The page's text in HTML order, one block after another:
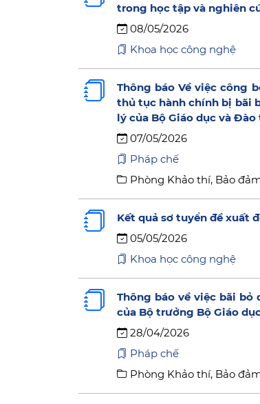
trong học tập và nghiên
08/05/2026
Khoa học công nghệ
Thông báo Về việc công
thủ tục hành chính bị bãi
lý của Bộ Giáo dục và Đào
07/05/2026
Pháp chế
Phòng Khảo thí, Bảo
Kết quả sơ tuyển đề xuất
05/05/2026
Khoa học công nghệ
Thông báo về việc bãi bỏ
của Bộ trưởng Bộ Giáo
28/04/2026
Pháp chế
Phòng Khảo thí, Bảo